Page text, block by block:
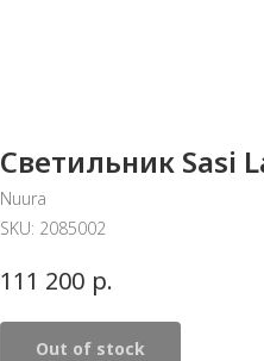
Светильник Sasi
Nuura
SKU: 2085002
111 200 р.
Out of stock